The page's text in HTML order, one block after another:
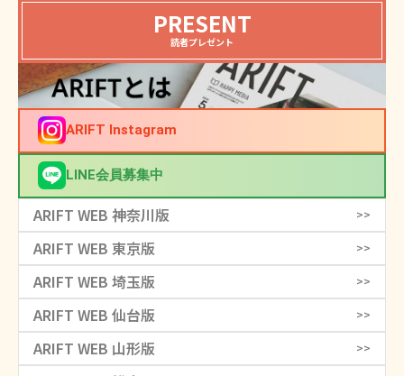
PRESENT
読者プレゼント
ARIFT Instagram
LINE会員募集中
ARIFT WEB 神奈川版 >>
ARIFT WEB 東京版 >>
ARIFT WEB 埼玉版 >>
ARIFT WEB 仙台版 >>
ARIFT WEB 山形版 >>